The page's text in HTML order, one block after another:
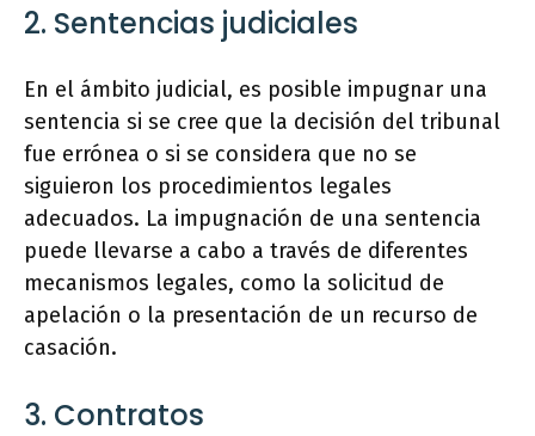
2. Sentencias judiciales
En el ámbito judicial, es posible impugnar una
sentencia si se cree que la decisión del tribunal
fue errónea o si se considera que no se
siguieron los procedimientos legales
adecuados. La impugnación de una sentencia
puede llevarse a cabo a través de diferentes
mecanismos legales, como la solicitud de
apelación o la presentación de un recurso de
casación.
3. Contratos